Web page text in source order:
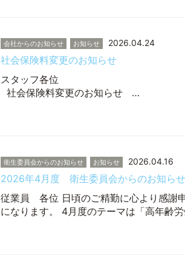
会社からのお知らせ お知らせ 2026.04.24
社会保険料変更のお知らせ
スタッフ各位
社会保険料変更のお知らせ …
衛生委員会からのお知らせ お知らせ 2026.04.16
2026年4月度 衛生委員会からのお知らせ
従業員 各位 日頃のご精勤に心より感謝
になります。 4月度のテーマは「高年齢